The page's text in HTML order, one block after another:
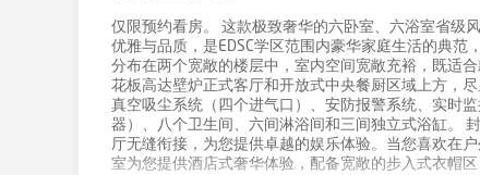
仅限预约看房。 这款极致奢华的六卧室、六浴室省级
优雅与品质，是EDSC学区范围内豪华家庭生活的典范
分布在两个宽敞的楼层中，室内空间宽敞充裕，既适
花板高达壁炉正式客厅和开放式中央餐厨区域上方，
真空吸尘系统（四个进气口）、安防报警系统、实时
器）、八个卫生间、六间淋浴间和三间独立式浴缸。
厅无缝衔接，为您提供卓越的娱乐体验。当您喜欢在
室为您提供酒店式奢华体验，配备宽敞的步入式衣帽